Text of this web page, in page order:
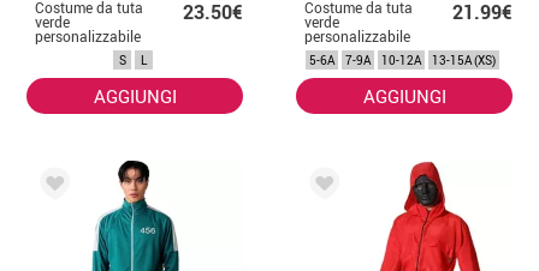
Costume da tuta
verde
personalizzabile
del gioco Squid
23.50€
S L
AGGIUNGI
Costume da tuta
verde
personalizzabile
del gioco Squid
21.99€
5-6A 7-9A 10-12A 13-15A (XS)
AGGIUNGI